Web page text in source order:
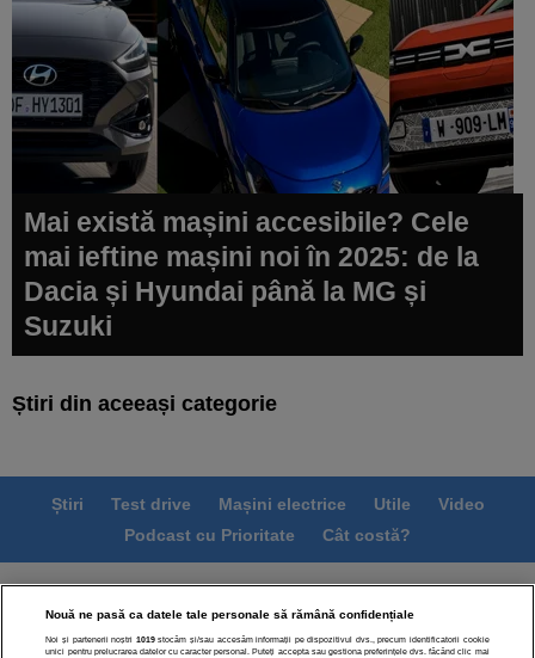
Mai există mașini accesibile? Cele
mai ieftine mașini noi în 2025: de la
Dacia și Hyundai până la MG și
Suzuki
Știri din aceeași categorie
Știri Test drive Mașini electrice Utile
Video
Podcast cu Prioritate
Cât costă?
Termeni si conditii
Politica de confidentialitate
Politica de cookies
Echipa editorială
Contact
Modifică Setările
Nouă ne pasă ca datele tale personale să rămână confidențiale
Noi și partenerii noștri 1019stocăm și/sau accesăm informații pe dispozitivul dvs., precum identificatorii cookie
unici pentru prelucrarea datelor cu caracter personal. Puteți accepta sau gestiona preferințele dvs. făcând clic mai